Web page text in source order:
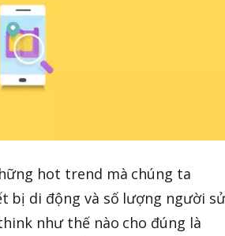
hot trend mà chúng ta
bị di động và số lượng người sử
như thế nào cho đúng là